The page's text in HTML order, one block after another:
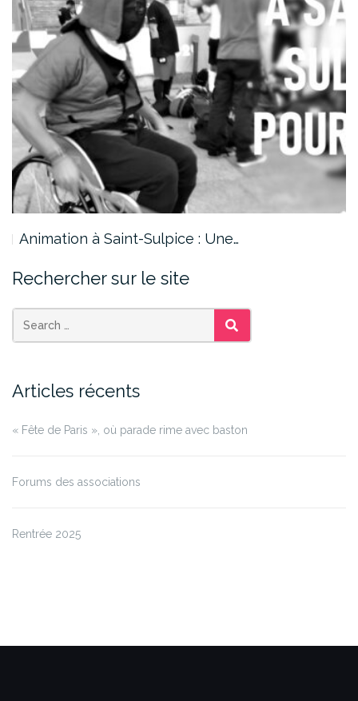
Animation à Saint-Sulpice : Une…
Rechercher sur le site
SEARCH
Articles récents
« Fête de Paris », où parade rime avec baston
Forums des associations
Rentrée 2025